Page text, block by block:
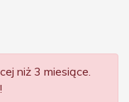
niż 3 miesiące.